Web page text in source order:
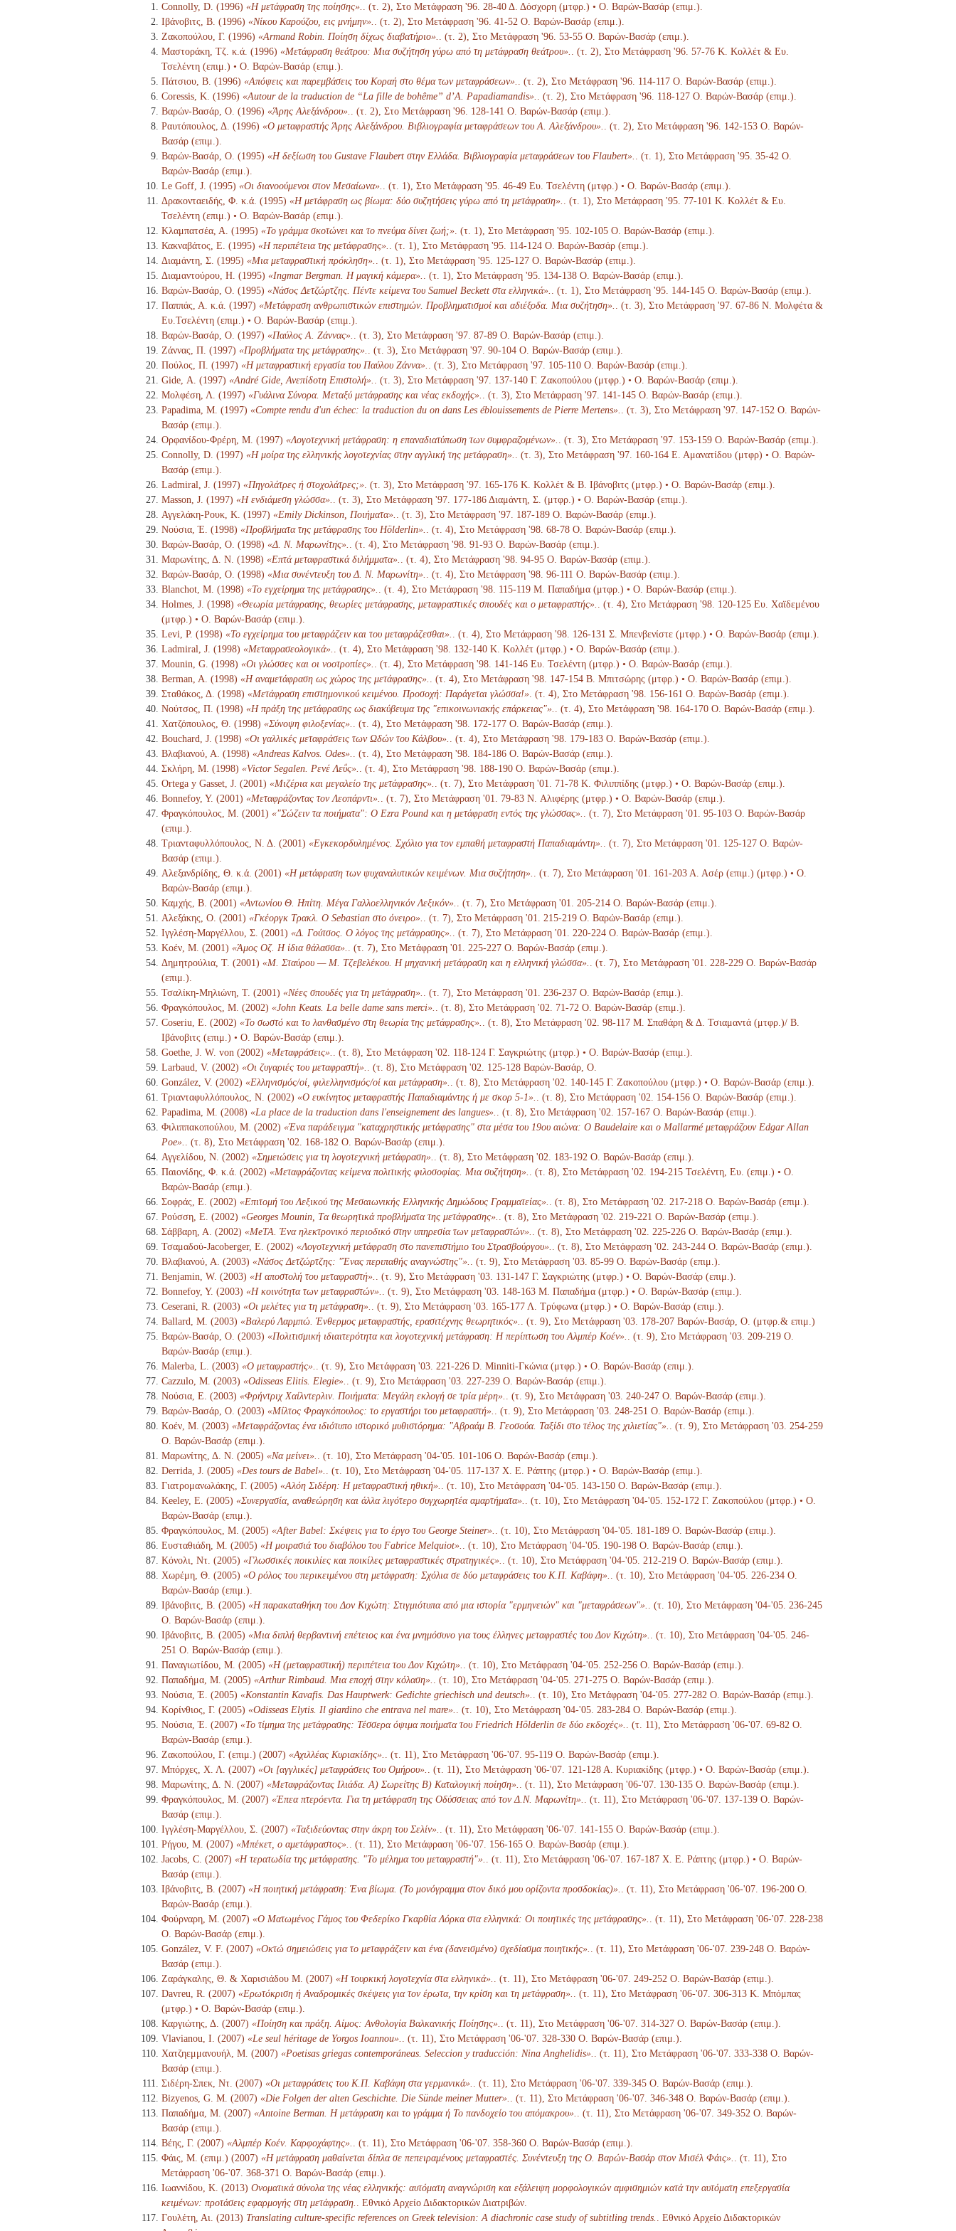
Connolly, D. (1996) «Η μετάφραση της ποίησης».
. (τ. 2), Στο Μετάφραση '96. 28-40 Δ. Δόσχορη (μτφρ.) • Ο. Βαρών-Βασάρ (επιμ.).
Ιβάνοβιτς, Β. (1996) «Νίκου Καρούζου, εις μνήμην».
. (τ. 2), Στο Μετάφραση '96. 41-52 Ο. Βαρών-Βασάρ (επιμ.).
Ζακοπούλου, Γ. (1996) «Armand Robin. Ποίηση δίχως διαβατήριο».
. (τ. 2), Στο Μετάφραση '96. 53-55 Ο. Βαρών-Βασάρ (επιμ.).
Μαστοράκη, Τζ. κ.ά. (1996) «Μετάφραση θεάτρου: Μια συζήτηση γύρω από τη μετάφραση θεάτρου».
. (τ. 2), Στο Μετάφραση '96. 57-76 Κ. Κολλέτ & Ευ.
Τσελέντη (επιμ.) • Ο. Βαρών-Βασάρ (επιμ.).
Πάτσιου, Β. (1996) «Απόψεις και παρεμβάσεις του Κοραή στο θέμα των μεταφράσεων».
. (τ. 2), Στο Μετάφραση '96. 114-117 Ο. Βαρών-Βασάρ (επιμ.).
Coressis, Κ. (1996) «Autour de la traduction de “La fille de bohême” d’A. Papadiamandis».
. (τ. 2), Στο Μετάφραση '96. 118-127 Ο. Βαρών-Βασάρ (επιμ.).
Βαρών-Βασάρ, Ο. (1996) «Άρης Αλεξάνδρου».
. (τ. 2), Στο Μετάφραση '96. 128-141 Ο. Βαρών-Βασάρ (επιμ.).
Ραυτόπουλος, Δ. (1996) «Ο μεταφραστής Άρης Αλεξάνδρου. Βιβλιογραφία μεταφράσεων του Α. Αλεξάνδρου».
. (τ. 2), Στο Μετάφραση '96. 142-153 Ο. Βαρών-
Βασάρ (επιμ.).
Βαρών-Βασάρ, Ο. (1995) «Η δεξίωση του Gustave Flaubert στην Ελλάδα. Βιβλιογραφία μεταφράσεων του Flaubert».
. (τ. 1), Στο Μετάφραση '95. 35-42 Ο.
Βαρών-Βασάρ (επιμ.).
Le Goff, J. (1995) «Οι διανοούμενοι στον Μεσαίωνα».
. (τ. 1), Στο Μετάφραση '95. 46-49 Ευ. Τσελέντη (μτφρ.) • Ο. Βαρών-Βασάρ (επιμ.).
Δρακονταειδής, Φ. κ.ά. (1995) «Η μετάφραση ως βίωμα: δύο συζητήσεις γύρω από τη μετάφραση».
. (τ. 1), Στο Μετάφραση '95. 77-101 Κ. Κολλέτ & Ευ.
Τσελέντη (επιμ.) • Ο. Βαρών-Βασάρ (επιμ.).
Κλαμπατσέα, Α. (1995) «Το γράμμα σκοτώνει και το πνεύμα δίνει ζωή;» . (τ. 1), Στο Μετάφραση '95. 102-105 Ο. Βαρών-Βασάρ (επιμ.).
Κακναβάτος, Ε. (1995) «Η περιπέτεια της μετάφρασης».
. (τ. 1), Στο Μετάφραση '95. 114-124 Ο. Βαρών-Βασάρ (επιμ.).
Διαμάντη, Σ. (1995) «Μια μεταφραστική πρόκληση».
. (τ. 1), Στο Μετάφραση '95. 125-127 Ο. Βαρών-Βασάρ (επιμ.).
Διαμαντούρου, Η. (1995) «Ingmar Bergman. Η μαγική κάμερα».
. (τ. 1), Στο Μετάφραση '95. 134-138 Ο. Βαρών-Βασάρ (επιμ.).
Βαρών-Βασάρ, Ο. (1995) «Νάσος Δετζώρτζης. Πέντε κείμενα του Samuel Beckett στα ελληνικά».
. (τ. 1), Στο Μετάφραση '95. 144-145 Ο. Βαρών-Βασάρ (επιμ.).
Παππάς, Α. κ.ά. (1997) «Μετάφραση ανθρωπιστικών επιστημών. Προβληματισμοί και αδιέξοδα. Μια συζήτηση».
. (τ. 3), Στο Μετάφραση '97. 67-86 Ν. Μολφέτα &
Ευ.Τσελέντη (επιμ.) • Ο. Βαρών-Βασάρ (επιμ.).
Βαρών-Βασάρ, Ο. (1997) «Παύλος Α. Ζάννας».
. (τ. 3), Στο Μετάφραση '97. 87-89 Ο. Βαρών-Βασάρ (επιμ.).
Ζάννας, Π. (1997) «Προβλήματα της μετάφρασης».
. (τ. 3), Στο Μετάφραση '97. 90-104 Ο. Βαρών-Βασάρ (επιμ.).
Πούλος, Π. (1997) «Η μεταφραστική εργασία του Παύλου Ζάννα».
. (τ. 3), Στο Μετάφραση '97. 105-110 Ο. Βαρών-Βασάρ (επιμ.).
Gide, Α. (1997) «André Gide, Ανεπίδοτη Επιστολή».
. (τ. 3), Στο Μετάφραση '97. 137-140 Γ. Ζακοπούλου (μτφρ.) • Ο. Βαρών-Βασάρ (επιμ.).
Μολφέση, Λ. (1997) «Γυάλινα Σύνορα. Μεταξύ μετάφρασης και νέας εκδοχής».
. (τ. 3), Στο Μετάφραση '97. 141-145 Ο. Βαρών-Βασάρ (επιμ.).
Papadima, M. (1997) «Compte rendu d'un échec: la traduction du on dans Les éblouissements de Pierre Mertens».
. (τ. 3), Στο Μετάφραση '97. 147-152 Ο. Βαρών-
Βασάρ (επιμ.).
Ορφανίδου-Φρέρη, Μ. (1997) «Λογοτεχνική μετάφραση: η επαναδιατύπωση των συμφραζομένων».
. (τ. 3), Στο Μετάφραση '97. 153-159 Ο. Βαρών-Βασάρ (επιμ.).
Connolly, D. (1997) «Η μοίρα της ελληνικής λογοτεχνίας στην αγγλική της μετάφραση».
. (τ. 3), Στο Μετάφραση '97. 160-164 Ε. Αμανατίδου (μτφρ) • Ο. Βαρών-
Βασάρ (επιμ.).
Ladmiral, J. (1997) «Πηγολάτρες ή στοχολάτρες;» . (τ. 3), Στο Μετάφραση '97. 165-176 Κ. Κολλέτ & Β. Ιβάνοβιτς (μτφρ.) • Ο. Βαρών-Βασάρ (επιμ.).
Masson, J. (1997) «Η ενδιάμεση γλώσσα».
. (τ. 3), Στο Μετάφραση '97. 177-186 Διαμάντη, Σ. (μτφρ.) • Ο. Βαρών-Βασάρ (επιμ.).
Αγγελάκη-Ρουκ, Κ. (1997) «Emily Dickinson, Ποιήματα».
. (τ. 3), Στο Μετάφραση '97. 187-189 Ο. Βαρών-Βασάρ (επιμ.).
Νούσια, Έ. (1998) «Προβλήματα της μετάφρασης του Hölderlin».
. (τ. 4), Στο Μετάφραση '98. 68-78 Ο. Βαρών-Βασάρ (επιμ.).
Βαρών-Βασάρ, Ο. (1998) «Δ. Ν. Μαρωνίτης».
. (τ. 4), Στο Μετάφραση '98. 91-93 Ο. Βαρών-Βασάρ (επιμ.).
Μαρωνίτης, Δ. Ν. (1998) «Επτά μεταφραστικά διλήμματα».
. (τ. 4), Στο Μετάφραση '98. 94-95 Ο. Βαρών-Βασάρ (επιμ.).
Βαρών-Βασάρ, Ο. (1998) «Μια συνέντευξη του Δ. Ν. Μαρωνίτη».
. (τ. 4), Στο Μετάφραση '98. 96-111 Ο. Βαρών-Βασάρ (επιμ.).
Blanchot, M. (1998) «Το εγχείρημα της μετάφρασης».
. (τ. 4), Στο Μετάφραση '98. 115-119 Μ. Παπαδήμα (μτφρ.) • Ο. Βαρών-Βασάρ (επιμ.).
Holmes, J. (1998) «Θεωρία μετάφρασης, θεωρίες μετάφρασης, μεταφραστικές σπουδές και ο μεταφραστής».
. (τ. 4), Στο Μετάφραση '98. 120-125 Ευ. Χαϊδεμένου
(μτφρ.) • Ο. Βαρών-Βασάρ (επιμ.).
Levi, P. (1998) «Το εγχείρημα του μεταφράζειν και του μεταφράζεσθαι».
. (τ. 4), Στο Μετάφραση '98. 126-131 Σ. Μπενβενίστε (μτφρ.) • Ο. Βαρών-Βασάρ (επιμ.).
Ladmiral, J. (1998) «Μεταφρασεολογικά».
. (τ. 4), Στο Μετάφραση '98. 132-140 Κ. Κολλέτ (μτφρ.) • Ο. Βαρών-Βασάρ (επιμ.).
Mounin, G. (1998) «Οι γλώσσες και οι νοοτροπίες».
. (τ. 4), Στο Μετάφραση '98. 141-146 Ευ. Τσελέντη (μτφρ.) • Ο. Βαρών-Βασάρ (επιμ.).
Berman, A. (1998) «Η αναμετάφραση ως χώρος της μετάφρασης».
. (τ. 4), Στο Μετάφραση '98. 147-154 Β. Μπιτσώρης (μτφρ.) • Ο. Βαρών-Βασάρ (επιμ.).
Σταθάκος, Δ. (1998) «Μετάφραση επιστημονικού κειμένου. Προσοχή: Παράγεται γλώσσα!» . (τ. 4), Στο Μετάφραση '98. 156-161 Ο. Βαρών-Βασάρ (επιμ.).
Νούτσος, Π. (1998) «Η πράξη της μετάφρασης ως διακύβευμα της "επικοινωνιακής επάρκειας"».
. (τ. 4), Στο Μετάφραση '98. 164-170 Ο. Βαρών-Βασάρ (επιμ.).
Χατζόπουλος, Θ. (1998) «Σύνοψη φιλοξενίας».
. (τ. 4), Στο Μετάφραση '98. 172-177 Ο. Βαρών-Βασάρ (επιμ.).
Bouchard, J. (1998) «Οι γαλλικές μεταφράσεις των Ωδών του Κάλβου».
. (τ. 4), Στο Μετάφραση '98. 179-183 Ο. Βαρών-Βασάρ (επιμ.).
Βλαβιανού, Α. (1998) «Andreas Kalvos. Odes».
. (τ. 4), Στο Μετάφραση '98. 184-186 Ο. Βαρών-Βασάρ (επιμ.).
Σκλήρη, Μ. (1998) «Victor Segalen. Ρενέ Λεΰς».
. (τ. 4), Στο Μετάφραση '98. 188-190 Ο. Βαρών-Βασάρ (επιμ.).
Ortega y Gasset, J. (2001) «Μιζέρια και μεγαλείο της μετάφρασης».
. (τ. 7), Στο Μετάφραση '01. 71-78 K. Φιλιππίδης (μτφρ.) • Ο. Βαρών-Βασάρ (επιμ.).
Bonnefoy, Y. (2001) «Μεταφράζοντας τον Λεοπάρντι».
. (τ. 7), Στο Μετάφραση '01. 79-83 N. Αλιφέρης (μτφρ.) • Ο. Βαρών-Βασάρ (επιμ.).
Φραγκόπουλος, Μ. (2001) «"Σώζειν τα ποιήματα": Ο Ezra Pound και η μετάφραση εντός της γλώσσας».
. (τ. 7), Στο Μετάφραση '01. 95-103 Ο. Βαρών-Βασάρ
(επιμ.).
Τριανταφυλλόπουλος, Ν. Δ. (2001) «Εγκεκορδυλημένος. Σχόλιο για τον εμπαθή μεταφραστή Παπαδιαμάντη».
. (τ. 7), Στο Μετάφραση '01. 125-127 Ο. Βαρών-
Βασάρ (επιμ.).
Αλεξανδρίδης, Θ. κ.ά. (2001) «Η μετάφραση των ψυχαναλυτικών κειμένων. Μια συζήτηση».
. (τ. 7), Στο Μετάφραση '01. 161-203 Α. Ασέρ (επιμ.) (μτφρ.) • Ο.
Βαρών-Βασάρ (επιμ.).
Καμχής, Β. (2001) «Αντωνίου Θ. Ηπίτη. Μέγα Γαλλοελληνικόν Λεξικόν».
. (τ. 7), Στο Μετάφραση '01. 205-214 Ο. Βαρών-Βασάρ (επιμ.).
Αλεξάκης, Ο. (2001) «Γκέοργκ Τρακλ. Ο Sebastian στο όνειρο».
. (τ. 7), Στο Μετάφραση '01. 215-219 Ο. Βαρών-Βασάρ (επιμ.).
Ιγγλέση-Μαργέλλου, Σ. (2001) «Δ. Γούτσος. Ο λόγος της μετάφρασης».
. (τ. 7), Στο Μετάφραση '01. 220-224 Ο. Βαρών-Βασάρ (επιμ.).
Κοέν, Μ. (2001) «Άμος Οζ. Η ίδια θάλασσα».
. (τ. 7), Στο Μετάφραση '01. 225-227 Ο. Βαρών-Βασάρ (επιμ.).
Δημητρούλια, Τ. (2001) «Μ. Σταύρου — Μ. Τζεβελέκου. Η μηχανική μετάφραση και η ελληνική γλώσσα».
. (τ. 7), Στο Μετάφραση '01. 228-229 Ο. Βαρών-Βασάρ
(επιμ.).
Τσαλίκη-Μηλιώνη, Τ. (2001) «Νέες σπουδές για τη μετάφραση».
. (τ. 7), Στο Μετάφραση '01. 236-237 Ο. Βαρών-Βασάρ (επιμ.).
Φραγκόπουλος, Μ. (2002) «John Keats. La belle dame sans merci».
. (τ. 8), Στο Μετάφραση '02. 71-72 Ο. Βαρών-Βασάρ (επιμ.).
Coseriu, E. (2002) «Το σωστό και το λανθασμένο στη θεωρία της μετάφρασης».
. (τ. 8), Στο Μετάφραση '02. 98-117 Μ. Σπαθάρη & Δ. Τσιαμαντά (μτφρ.)/ Β.
Ιβάνοβιτς (επιμ.) • Ο. Βαρών-Βασάρ (επιμ.).
Goethe, J. W. von (2002) «Μεταφράσεις».
. (τ. 8), Στο Μετάφραση '02. 118-124 Γ. Σαγκριώτης (μτφρ.) • Ο. Βαρών-Βασάρ (επιμ.).
Larbaud, V. (2002) «Οι ζυγαριές του μεταφραστή».
. (τ. 8), Στο Μετάφραση '02. 125-128 Βαρών-Βασάρ, Ο.
González, V. (2002) «Ελληνισμός/οί, φιλελληνισμός/οί και μετάφραση».
. (τ. 8), Στο Μετάφραση '02. 140-145 Γ. Ζακοπούλου (μτφρ.) • Ο. Βαρών-Βασάρ (επιμ.).
Τριανταφυλλόπουλος, Ν. (2002) «Ο ευκίνητος μεταφραστής Παπαδιαμάντης ή με σκορ 5-1».
. (τ. 8), Στο Μετάφραση '02. 154-156 Ο. Βαρών-Βασάρ (επιμ.).
Papadima, M. (2008) «La place de la traduction dans l'enseignement des langues».
. (τ. 8), Στο Μετάφραση '02. 157-167 Ο. Βαρών-Βασάρ (επιμ.).
Φιλιππακοπούλου, Μ. (2002) «Ένα παράδειγμα "καταχρηστικής μετάφρασης" στα μέσα του 19ου αιώνα: Ο Baudelaire και ο Mallarmé μεταφράζουν Edgar Allan
Poe».
. (τ. 8), Στο Μετάφραση '02. 168-182 Ο. Βαρών-Βασάρ (επιμ.).
Αγγελίδου, Ν. (2002) «Σημειώσεις για τη λογοτεχνική μετάφραση».
. (τ. 8), Στο Μετάφραση '02. 183-192 Ο. Βαρών-Βασάρ (επιμ.).
Παιονίδης, Φ. κ.ά. (2002) «Μεταφράζοντας κείμενα πολιτικής φιλοσοφίας. Μια συζήτηση».
. (τ. 8), Στο Μετάφραση '02. 194-215 Τσελέντη, Ευ. (επιμ.) • Ο.
Βαρών-Βασάρ (επιμ.).
Σοφράς, Ε. (2002) «Επιτομή του Λεξικού της Μεσαιωνικής Ελληνικής Δημώδους Γραμματείας».
. (τ. 8), Στο Μετάφραση '02. 217-218 Ο. Βαρών-Βασάρ (επιμ.).
Ρούσση, Ε. (2002) «Georges Mounin, Tα θεωρητικά προβλήματα της μετάφρασης».
. (τ. 8), Στο Μετάφραση '02. 219-221 Ο. Βαρών-Βασάρ (επιμ.).
Σάββαρη, Α. (2002) «MeTA. Ένα ηλεκτρονικό περιοδικό στην υπηρεσία των μεταφραστών».
. (τ. 8), Στο Μετάφραση '02. 225-226 Ο. Βαρών-Βασάρ (επιμ.).
Τσαμαδού-Jacoberger, Ε. (2002) «Λογοτεχνική μετάφραση στο πανεπιστήμιο του Στρασβούργου».
. (τ. 8), Στο Μετάφραση '02. 243-244 Ο. Βαρών-Βασάρ (επιμ.).
Βλαβιανού, Α. (2003) «Νάσος Δετζώρτζης: "Ένας περιπαθής αναγνώστης"».
. (τ. 9), Στο Μετάφραση '03. 85-99 Ο. Βαρών-Βασάρ (επιμ.).
Benjamin, W. (2003) «Η αποστολή του μεταφραστή».
. (τ. 9), Στο Μετάφραση '03. 131-147 Γ. Σαγκριώτης (μτφρ.) • Ο. Βαρών-Βασάρ (επιμ.).
Bonnefoy, Y. (2003) «Η κοινότητα των μεταφραστών».
. (τ. 9), Στο Μετάφραση '03. 148-163 Μ. Παπαδήμα (μτφρ.) • Ο. Βαρών-Βασάρ (επιμ.).
Ceserani, R. (2003) «Οι μελέτες για τη μετάφραση».
. (τ. 9), Στο Μετάφραση '03. 165-177 Λ. Τρύφωνα (μτφρ.) • Ο. Βαρών-Βασάρ (επιμ.).
Ballard, M. (2003) «Βαλερύ Λαρμπώ. Ένθερμος μεταφραστής, ερασιτέχνης θεωρητικός».
. (τ. 9), Στο Μετάφραση '03. 178-207 Βαρών-Βασάρ, Ο. (μτφρ.& επιμ.)
Βαρών-Βασάρ, Ο. (2003) «Πολιτισμική ιδιαιτερότητα και λογοτεχνική μετάφραση: Η περίπτωση του Αλμπέρ Κοέν».
. (τ. 9), Στο Μετάφραση '03. 209-219 Ο.
Βαρών-Βασάρ (επιμ.).
Malerba, L. (2003) «Ο μεταφραστής».
. (τ. 9), Στο Μετάφραση '03. 221-226 D. Minniti-Γκώνια (μτφρ.) • Ο. Βαρών-Βασάρ (επιμ.).
Cazzulo, M. (2003) «Odisseas Elitis. Elegie».
. (τ. 9), Στο Μετάφραση '03. 227-239 Ο. Βαρών-Βασάρ (επιμ.).
Νούσια, Ε. (2003) «Φρήντριχ Χαίλντερλιν. Ποιήματα: Μεγάλη εκλογή σε τρία μέρη».
. (τ. 9), Στο Μετάφραση '03. 240-247 Ο. Βαρών-Βασάρ (επιμ.).
Βαρών-Βασάρ, Ο. (2003) «Μίλτος Φραγκόπουλος: το εργαστήρι του μεταφραστή».
. (τ. 9), Στο Μετάφραση '03. 248-251 Ο. Βαρών-Βασάρ (επιμ.).
Κοέν, Μ. (2003) «Μεταφράζοντας ένα ιδιότυπο ιστορικό μυθιστόρημα: "Αβραάμ Β. Γεοσούα. Ταξίδι στο τέλος της χιλιετίας"».
. (τ. 9), Στο Μετάφραση '03. 254-259
Ο. Βαρών-Βασάρ (επιμ.).
Μαρωνίτης, Δ. Ν. (2005) «Να μείνει».
. (τ. 10), Στο Μετάφραση '04-'05. 101-106 Ο. Βαρών-Βασάρ (επιμ.).
Derrida, J. (2005) «Des tours de Babel».
. (τ. 10), Στο Μετάφραση '04-'05. 117-137 Χ. Ε. Ράπτης (μτφρ.) • Ο. Βαρών-Βασάρ (επιμ.).
Γιατρομανωλάκης, Γ. (2005) «Αλόη Σιδέρη: Η μεταφραστική ηθική».
. (τ. 10), Στο Μετάφραση '04-'05. 143-150 Ο. Βαρών-Βασάρ (επιμ.).
Keeley, E. (2005) «Συνεργασία, αναθεώρηση και άλλα λιγότερο συγχωρητέα αμαρτήματα».
. (τ. 10), Στο Μετάφραση '04-'05. 152-172 Γ. Ζακοπούλου (μτφρ.) • Ο.
Βαρών-Βασάρ (επιμ.).
Φραγκόπουλος, Μ. (2005) «After Babel: Σκέψεις για το έργο του George Steiner».
. (τ. 10), Στο Μετάφραση '04-'05. 181-189 Ο. Βαρών-Βασάρ (επιμ.).
Ευσταθιάδη, Μ. (2005) «Η μοιρασιά του διαβόλου του Fabrice Melquiot».
. (τ. 10), Στο Μετάφραση '04-'05. 190-198 Ο. Βαρών-Βασάρ (επιμ.).
Κόνολι, Ντ. (2005) «Γλωσσικές ποικιλίες και ποικίλες μεταφραστικές στρατηγικές».
. (τ. 10), Στο Μετάφραση '04-'05. 212-219 Ο. Βαρών-Βασάρ (επιμ.).
Χωρέμη, Θ. (2005) «Ο ρόλος του περικειμένου στη μετάφραση: Σχόλια σε δύο μεταφράσεις του Κ.Π. Καβάφη».
. (τ. 10), Στο Μετάφραση '04-'05. 226-234 Ο.
Βαρών-Βασάρ (επιμ.).
Ιβάνοβιτς, Β. (2005) «Η παρακαταθήκη του Δον Κιχώτη: Στιγμιότυπα από μια ιστορία "ερμηνειών" και "μεταφράσεων"».
. (τ. 10), Στο Μετάφραση '04-'05. 236-245
Ο. Βαρών-Βασάρ (επιμ.).
Ιβάνοβιτς, Β. (2005) «Μια διπλή θερβαντινή επέτειος και ένα μνημόσυνο για τους έλληνες μεταφραστές του Δον Κιχώτη».
. (τ. 10), Στο Μετάφραση '04-'05. 246-
251 Ο. Βαρών-Βασάρ (επιμ.).
Παναγιωτίδου, Μ. (2005) «Η (μεταφραστική) περιπέτεια του Δον Κιχώτη».
. (τ. 10), Στο Μετάφραση '04-'05. 252-256 Ο. Βαρών-Βασάρ (επιμ.).
Παπαδήμα, Μ. (2005) «Arthur Rimbaud. Μια εποχή στην κόλαση».
. (τ. 10), Στο Μετάφραση '04-'05. 271-275 Ο. Βαρών-Βασάρ (επιμ.).
Νούσια, Έ. (2005) «Konstantin Kavafis. Das Hauptwerk: Gedichte griechisch und deutsch».
. (τ. 10), Στο Μετάφραση '04-'05. 277-282 Ο. Βαρών-Βασάρ (επιμ.).
Κορίνθιος, Γ. (2005) «Odisseas Elytis. Il giardino che entrava nel mare».
. (τ. 10), Στο Μετάφραση '04-'05. 283-284 Ο. Βαρών-Βασάρ (επιμ.).
Νούσια, Έ. (2007) «Το τίμημα της μετάφρασης: Τέσσερα όψιμα ποιήματα του Friedrich Hölderlin σε δύο εκδοχές».
. (τ. 11), Στο Μετάφραση '06-'07. 69-82 Ο.
Βαρών-Βασάρ (επιμ.).
Ζακοπούλου, Γ. (επιμ.) (2007) «Αχιλλέας Κυριακίδης».
. (τ. 11), Στο Μετάφραση '06-'07. 95-119 Ο. Βαρών-Βασάρ (επιμ.).
Μπόρχες, Χ. Λ. (2007) «Οι [αγγλικές] μεταφράσεις του Ομήρου».
. (τ. 11), Στο Μετάφραση '06-'07. 121-128 Α. Κυριακίδης (μτφρ.) • Ο. Βαρών-Βασάρ (επιμ.).
Μαρωνίτης, Δ. Ν. (2007) «Μεταφράζοντας Ιλιάδα. Α) Σωρείτης Β) Καταλογική ποίηση».
. (τ. 11), Στο Μετάφραση '06-'07. 130-135 Ο. Βαρών-Βασάρ (επιμ.).
Φραγκόπουλος, Μ. (2007) «Έπεα πτερόεντα. Για τη μετάφραση της Οδύσσειας από τον Δ.Ν. Μαρωνίτη».
. (τ. 11), Στο Μετάφραση '06-'07. 137-139 Ο. Βαρών-
Βασάρ (επιμ.).
Ιγγλέση-Μαργέλλου, Σ. (2007) «Ταξιδεύοντας στην άκρη του Σελίν».
. (τ. 11), Στο Μετάφραση '06-'07. 141-155 Ο. Βαρών-Βασάρ (επιμ.).
Ρήγου, Μ. (2007) «Μπέκετ, ο αμετάφραστος».
. (τ. 11), Στο Μετάφραση '06-'07. 156-165 Ο. Βαρών-Βασάρ (επιμ.).
Jacobs, C. (2007) «Η τερατωδία της μετάφρασης. "Το μέλημα του μεταφραστή"».
. (τ. 11), Στο Μετάφραση '06-'07. 167-187 Χ. Ε. Ράπτης (μτφρ.) • Ο. Βαρών-
Βασάρ (επιμ.).
Ιβάνοβιτς, Β. (2007) «Η ποιητική μετάφραση: Ένα βίωμα. (Το μονόγραμμα στον δικό μου ορίζοντα προσδοκίας)».
. (τ. 11), Στο Μετάφραση '06-'07. 196-200 Ο.
Βαρών-Βασάρ (επιμ.).
Φούρναρη, Μ. (2007) «Ο Ματωμένος Γάμος του Φεδερίκο Γκαρθία Λόρκα στα ελληνικά: Οι ποιητικές της μετάφρασης».
. (τ. 11), Στο Μετάφραση '06-'07. 228-238
Ο. Βαρών-Βασάρ (επιμ.).
González, V. F. (2007) «Οκτώ σημειώσεις για το μεταφράζειν και ένα (δανεισμένο) σχεδίασμα ποιητικής».
. (τ. 11), Στο Μετάφραση '06-'07. 239-248 Ο. Βαρών-
Βασάρ (επιμ.).
Ζαράγκαλης, Θ. & Χαρισιάδου Μ. (2007) «Η τουρκική λογοτεχνία στα ελληνικά».
. (τ. 11), Στο Μετάφραση '06-'07. 249-252 Ο. Βαρών-Βασάρ (επιμ.).
Davreu, R. (2007) «Ερωτόκριση ή Αναδρομικές σκέψεις για τον έρωτα, την κρίση και τη μετάφραση».
. (τ. 11), Στο Μετάφραση '06-'07. 306-313 Κ. Μπόμπας
(μτφρ.) • Ο. Βαρών-Βασάρ (επιμ.).
Καργιώτης, Δ. (2007) «Ποίηση και πράξη. Αίμος: Ανθολογία Βαλκανικής Ποίησης».
. (τ. 11), Στο Μετάφραση '06-'07. 314-327 Ο. Βαρών-Βασάρ (επιμ.).
Vlavianou, I. (2007) «Le seul héritage de Yorgos Ioannou».
. (τ. 11), Στο Μετάφραση '06-'07. 328-330 Ο. Βαρών-Βασάρ (επιμ.).
Χατζηεμμανουήλ, Μ. (2007) «Poetisas griegas contemporáneas. Seleccion y traducción: Nina Anghelidis».
. (τ. 11), Στο Μετάφραση '06-'07. 333-338 Ο. Βαρών-
Βασάρ (επιμ.).
Σιδέρη-Σπεκ, Ντ. (2007) «Οι μεταφράσεις του Κ.Π. Καβάφη στα γερμανικά».
. (τ. 11), Στο Μετάφραση '06-'07. 339-345 Ο. Βαρών-Βασάρ (επιμ.).
Bizyenos, G. M. (2007) «Die Folgen der alten Geschichte. Die Sünde meiner Mutter».
. (τ. 11), Στο Μετάφραση '06-'07. 346-348 Ο. Βαρών-Βασάρ (επιμ.).
Παπαδήμα, Μ. (2007) «Antoine Berman. Η μετάφραση και το γράμμα ή Το πανδοχείο του απόμακρου».
. (τ. 11), Στο Μετάφραση '06-'07. 349-352 Ο. Βαρών-
Βασάρ (επιμ.).
Βέης, Γ. (2007) «Αλμπέρ Κοέν. Καρφοχάφτης».
. (τ. 11), Στο Μετάφραση '06-'07. 358-360 Ο. Βαρών-Βασάρ (επιμ.).
Φάις, Μ. (επιμ.) (2007) «Η μετάφραση μαθαίνεται δίπλα σε πεπειραμένους μεταφραστές. Συνέντευξη της Ο. Βαρών-Βασάρ στον Μισέλ Φάις».
. (τ. 11), Στο
Μετάφραση '06-'07. 368-371 Ο. Βαρών-Βασάρ (επιμ.).
Ιωαννίδου, Κ. (2013) Ονοματικά σύνολα της νέας ελληνικής: αυτόματη αναγνώριση και εξάλειψη μορφολογικών αμφισημιών κατά την αυτόματη επεξεργασία
κειμένων: προτάσεις εφαρμογής στη μετάφραση.
. Εθνικό Αρχείο Διδακτορικών Διατριβών.
Γουλέτη, Αι. (2013) Translating culture-specific references on Greek television: A diachronic case study of subtitling trends.
. Εθνικό Αρχείο Διδακτορικών